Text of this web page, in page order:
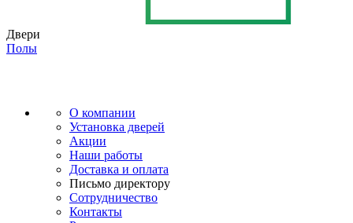
Двери
Полы
О компании
Установка дверей
Акции
Наши работы
Доставка и оплата
Письмо директору
Сотрудничество
Контакты